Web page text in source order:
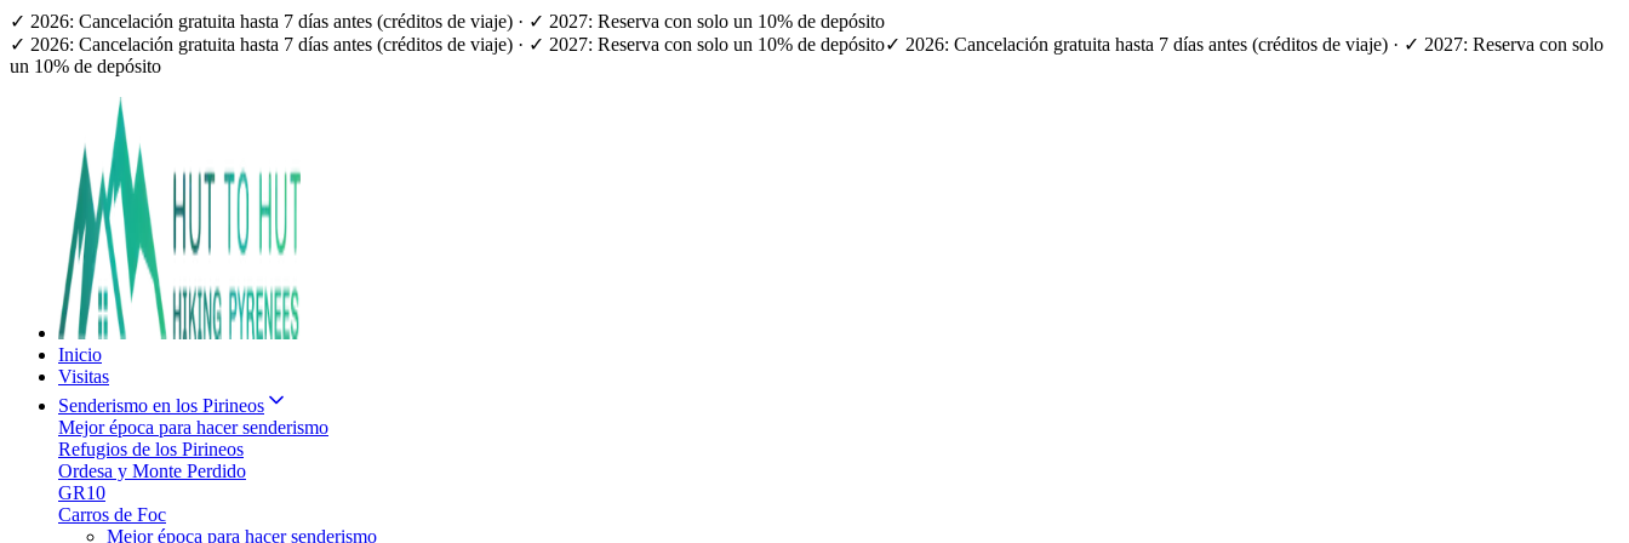
✓ 2026: Cancelación gratuita hasta 7 días antes (créditos de viaje) · ✓ 2027: Reserva con solo un 10% de depósito
✓ 2026: Cancelación gratuita hasta 7 días antes (créditos de viaje) · ✓ 2027: Reserva con solo un 10% de depósito✓ 2026: Cancelación gratuita hasta 7 días antes (créditos de viaje) · ✓ 2027: Reserva con solo
un 10% de depósito
Inicio
Visitas
Senderismo en los Pirineos
Mejor época para hacer senderismo
Refugios de los Pirineos
Ordesa y Monte Perdido
GR10
Carros de Foc
Mejor época para hacer senderismo